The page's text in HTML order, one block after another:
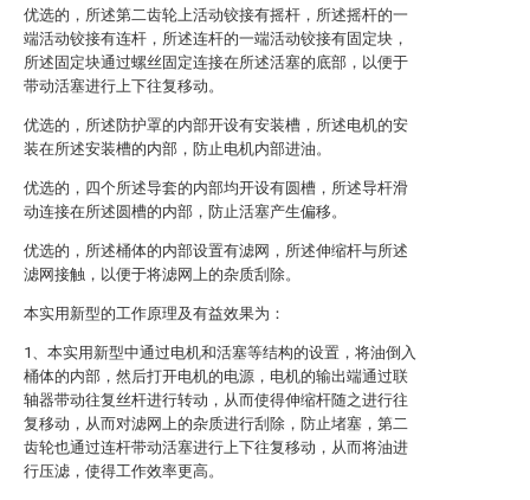
优选的，所述第二齿轮上活动铰接有摇杆，所述摇杆的一
端活动铰接有连杆，所述连杆的一端活动铰接有固定块，
所述固定块通过螺丝固定连接在所述活塞的底部，以便于
带动活塞进行上下往复移动。
优选的，所述防护罩的内部开设有安装槽，所述电机的安
装在所述安装槽的内部，防止电机内部进油。
优选的，四个所述导套的内部均开设有圆槽，所述导杆滑
动连接在所述圆槽的内部，防止活塞产生偏移。
优选的，所述桶体的内部设置有滤网，所述伸缩杆与所述
滤网接触，以便于将滤网上的杂质刮除。
本实用新型的工作原理及有益效果为：
1、本实用新型中通过电机和活塞等结构的设置，将油倒入
桶体的内部，然后打开电机的电源，电机的输出端通过联
轴器带动往复丝杆进行转动，从而使得伸缩杆随之进行往
复移动，从而对滤网上的杂质进行刮除，防止堵塞，第二
齿轮也通过连杆带动活塞进行上下往复移动，从而将油进
行压滤，使得工作效率更高。